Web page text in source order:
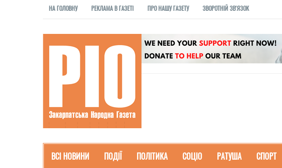
НА ГОЛОВНУ РЕКЛАМА В ГАЗЕТІ ПРО НАШУ ГАЗЕТУ ЗВОРОТНІЙ ЗВ'ЯЗОК
ВСІ НОВИНИ ПОДІЇ ПОЛІТИКА СОЦІО РАТУША СПОРТ